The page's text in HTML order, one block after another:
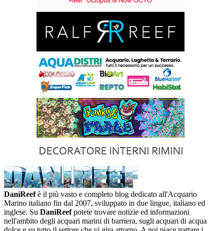
DaniReefè il più vasto e completo blog dedicato all'Acquario
Marino italiano fin dal 2007, sviluppato in due lingue, italiano ed
inglese. Su DaniReefpotete trovare notizie ed informazioni
nell'ambito degli acquari marini di barriera, sugli acquari di acqua